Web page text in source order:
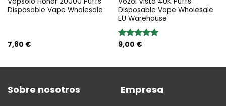
Disposable Vape Wholesale
7,80 €
Disposable Vape Wholesale
EU Warehouse
Valoración:
9,00 €
Sobre nosotros Empresa